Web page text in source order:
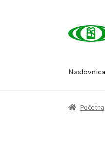
Skip
to
Skip
to
Naslovnica
Početna